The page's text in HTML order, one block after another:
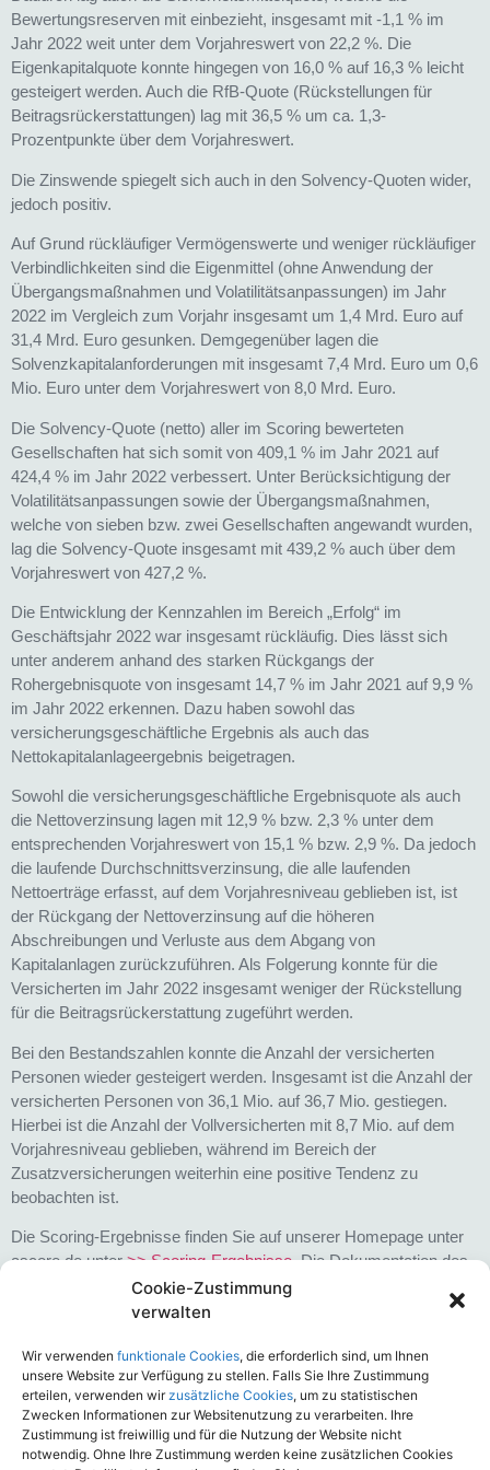
Cookie-Zustimmung
verwalten
Wir verwenden funktionale Cookies, die erforderlich sind, um Ihnen
unsere Website zur Verfügung zu stellen. Falls Sie Ihre Zustimmung
erteilen, verwenden wirzusätzliche Cookies, um zu statistischen
Zwecken Informationen zur Websitenutzung zu verarbeiten. Ihre
Zustimmung ist freiwillig und für die Nutzung der Website nicht
notwendig. Ohne Ihre Zustimmung werden keine zusätzlichen Cookies
Bewertungsreserven mit einbezieht, insgesamt mit -1,1 % im
Jahr 2022 weit unter dem Vorjahreswert von 22,2 %. Die
Eigenkapitalquote konnte hingegen von 16,0 % auf 16,3 % leicht
gesteigert werden. Auch die RfB-Quote (Rückstellungen für
Beitragsrückerstattungen) lag mit 36,5 % um ca. 1,3-
Prozentpunkte über dem Vorjahreswert.
Die Zinswende spiegelt sich auch in den Solvency-Quoten wider,
jedoch positiv.
Auf Grund rückläufiger Vermögenswerte und weniger rückläufiger
Verbindlichkeiten sind die Eigenmittel (ohne Anwendung der
Übergangsmaßnahmen und Volatilitätsanpassungen) im Jahr
2022 im Vergleich zum Vorjahr insgesamt um 1,4 Mrd. Euro auf
31,4 Mrd. Euro gesunken. Demgegenüber lagen die
Solvenzkapitalanforderungen mit insgesamt 7,4 Mrd. Euro um 0,6
Mio. Euro unter dem Vorjahreswert von 8,0 Mrd. Euro.
Die Solvency-Quote (netto) aller im Scoring bewerteten
Gesellschaften hat sich somit von 409,1 % im Jahr 2021 auf
424,4 % im Jahr 2022 verbessert. Unter Berücksichtigung der
Volatilitätsanpassungen sowie der Übergangsmaßnahmen,
welche von sieben bzw. zwei Gesellschaften angewandt wurden,
lag die Solvency-Quote insgesamt mit 439,2 % auch über dem
Vorjahreswert von 427,2 %.
Die Entwicklung der Kennzahlen im Bereich „Erfolg“ im
Geschäftsjahr 2022 war insgesamt rückläufig. Dies lässt sich
unter anderem anhand des starken Rückgangs der
Rohergebnisquote von insgesamt 14,7 % im Jahr 2021 auf 9,9 %
im Jahr 2022 erkennen. Dazu haben sowohl das
versicherungsgeschäftliche Ergebnis als auch das
Nettokapitalanlageergebnis beigetragen.
Sowohl die versicherungsgeschäftliche Ergebnisquote als auch
die Nettoverzinsung lagen mit 12,9 % bzw. 2,3 % unter dem
entsprechenden Vorjahreswert von 15,1 % bzw. 2,9 %. Da jedoch
die laufende Durchschnittsverzinsung, die alle laufenden
Nettoerträge erfasst, auf dem Vorjahresniveau geblieben ist, ist
der Rückgang der Nettoverzinsung auf die höheren
Abschreibungen und Verluste aus dem Abgang von
Kapitalanlagen zurückzuführen. Als Folgerung konnte für die
Versicherten im Jahr 2022 insgesamt weniger der Rückstellung
für die Beitragsrückerstattung zugeführt werden.
Bei den Bestandszahlen konnte die Anzahl der versicherten
Personen wieder gesteigert werden. Insgesamt ist die Anzahl der
versicherten Personen von 36,1 Mio. auf 36,7 Mio. gestiegen.
Hierbei ist die Anzahl der Vollversicherten mit 8,7 Mio. auf dem
Vorjahresniveau geblieben, während im Bereich der
Zusatzversicherungen weiterhin eine positive Tendenz zu
beobachten ist.
Die Scoring-Ergebnisse finden Sie auf unserer Homepage unter
ascore.de unter>> Scoring-Ergebnisse. Die Dokumentation des
aktuellen ASCORE PKV-Unternehmensscorings erhalten Sie im
Anwender des ASCORE Navigators können die aktualisierten
Einzel- und Detailergebnisse direkt im Programm einsehen.
Zudem werden die Unternehmenswertungen zeitnah auch in den
PKV-Vergleichslösungen von softfair als qualitativer Filter
innerhalb der Berechnungsvorgaben nutzbar sein.